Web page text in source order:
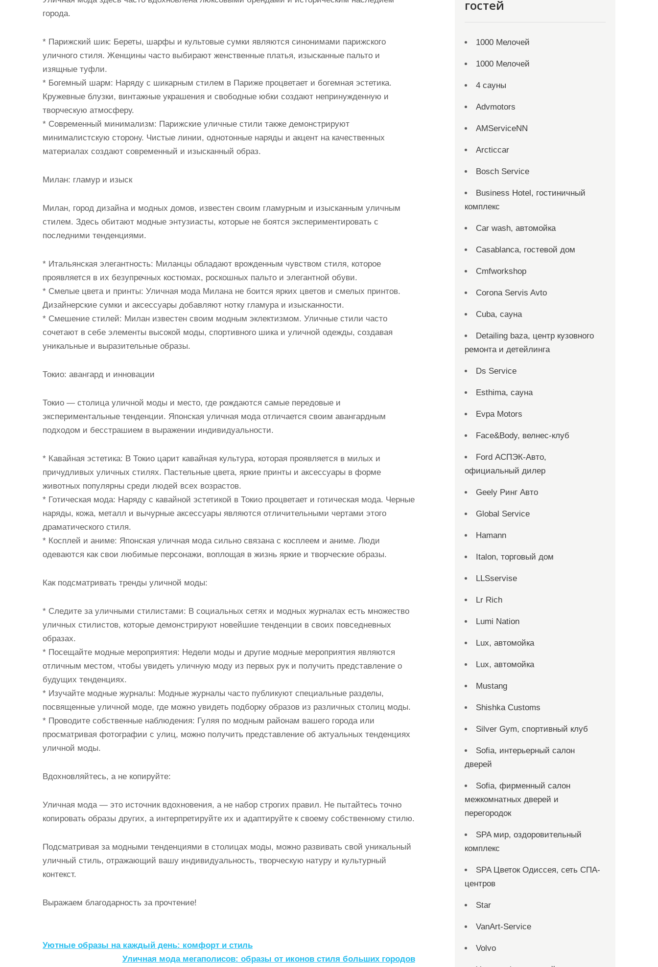
города.
* Парижский шик: Береты, шарфы и культовые сумки являются синонимами парижского
уличного стиля. Женщины часто выбирают женственные платья, изысканные пальто и
изящные туфли.
* Богемный шарм: Наряду с шикарным стилем в Париже процветает и богемная эстетика.
Кружевные блузки, винтажные украшения и свободные юбки создают непринужденную и
творческую атмосферу.
* Современный минимализм: Парижские уличные стили также демонстрируют
минималистскую сторону. Чистые линии, однотонные наряды и акцент на качественных
материалах создают современный и изысканный образ.
Милан: гламур и изыск
Милан, город дизайна и модных домов, известен своим гламурным и изысканным уличным
стилем. Здесь обитают модные энтузиасты, которые не боятся экспериментировать с
последними тенденциями.
* Итальянская элегантность: Миланцы обладают врожденным чувством стиля, которое
проявляется в их безупречных костюмах, роскошных пальто и элегантной обуви.
* Смелые цвета и принты: Уличная мода Милана не боится ярких цветов и смелых принтов.
Дизайнерские сумки и аксессуары добавляют нотку гламура и изысканности.
* Смешение стилей: Милан известен своим модным эклектизмом. Уличные стили часто
сочетают в себе элементы высокой моды, спортивного шика и уличной одежды, создавая
уникальные и выразительные образы.
Токио: авангард и инновации
Токио — столица уличной моды и место, где рождаются самые передовые и
экспериментальные тенденции. Японская уличная мода отличается своим авангардным
подходом и бесстрашием в выражении индивидуальности.
* Кавайная эстетика: В Токио царит кавайная культура, которая проявляется в милых и
причудливых уличных стилях. Пастельные цвета, яркие принты и аксессуары в форме
животных популярны среди людей всех возрастов.
* Готическая мода: Наряду с кавайной эстетикой в Токио процветает и готическая мода. Черные
наряды, кожа, металл и вычурные аксессуары являются отличительными чертами этого
драматического стиля.
* Косплей и аниме: Японская уличная мода сильно связана с косплеем и аниме. Люди
одеваются как свои любимые персонажи, воплощая в жизнь яркие и творческие образы.
Как подсматривать тренды уличной моды:
* Следите за уличными стилистами: В социальных сетях и модных журналах есть множество
уличных стилистов, которые демонстрируют новейшие тенденции в своих повседневных
образах.
* Посещайте модные мероприятия: Недели моды и другие модные мероприятия являются
отличным местом, чтобы увидеть уличную моду из первых рук и получить представление о
будущих тенденциях.
* Изучайте модные журналы: Модные журналы часто публикуют специальные разделы,
посвященные уличной моде, где можно увидеть подборку образов из различных столиц моды.
* Проводите собственные наблюдения: Гуляя по модным районам вашего города или
просматривая фотографии с улиц, можно получить представление об актуальных тенденциях
уличной моды.
Вдохновляйтесь, а не копируйте:
Уличная мода — это источник вдохновения, а не набор строгих правил. Не пытайтесь точно
копировать образы других, а интерпретируйте их и адаптируйте к своему собственному стилю.
Подсматривая за модными тенденциями в столицах моды, можно развивать свой уникальный
уличный стиль, отражающий вашу индивидуальность, творческую натуру и культурный
контекст.
Выражаем благодарность за прочтение!
Н
Уютные образы на каждый день: комфорт и стиль
Уличная мода мегаполисов: образы от иконов стиля больших городов
гостей
1000 Мелочей
1000 Мелочей
4 сауны
Advmotors
AMServiceNN
Arcticcar
Bosch Service
Business Hotel, гостиничный
комплекс
Car wash, автомойка
Casablanca, гостевой дом
Cmfworkshop
Corona Servis Avto
Cuba, сауна
Detailing baza, центр кузовного
ремонта и детейлинга
Ds Service
Esthima, сауна
Evpa Motors
Face&Body, велнес-клуб
Ford АСПЭК-Авто,
официальный дилер
Geely Ринг Авто
Global Service
Hamann
Italon, торговый дом
LLSservise
Lr Rich
Lumi Nation
Lux, автомойка
Lux, автомойка
Mustang
Shishka Customs
Silver Gym, спортивный клуб
Sofia, интерьерный салон
дверей
Sofia, фирменный салон
межкомнатных дверей и
перегородок
SPA мир, оздоровительный
комплекс
SPA Цветок Одиссея, сеть СПА-
центров
Star
VanArt-Service
Volvo